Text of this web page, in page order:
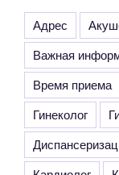
Адрес
Важная
Время приема
Гинеколог